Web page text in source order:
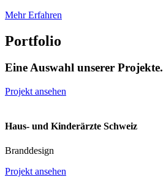
Mehr Erfahren
Portfolio
Eine Auswahl unserer Projekte.
Projekt ansehen
Haus- und Kinderärzte Schweiz
Branddesign
Projekt ansehen